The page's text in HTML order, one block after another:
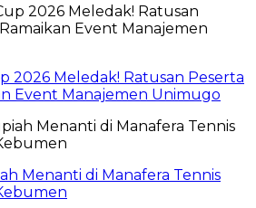
2026 Meledak! Ratusan Peserta
Event Manajemen Unimugo
Menanti di Manafera Tennis